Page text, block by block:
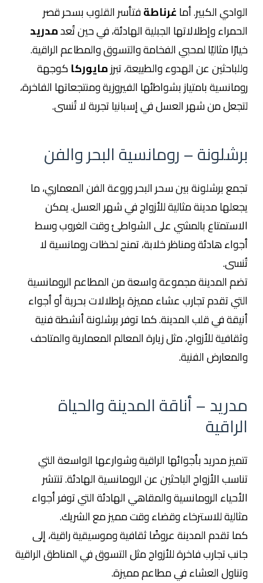
الوادي الكبير. أماغرناطةفتأسر القلوب بسحر قصر
الحمراء وإطلالاتها الجبلية الهادئة، في حين تُعدمدريد
خيارًا مثاليًا لمحبي الفخامة والتسوق والمطاعم الراقية.
وللباحثين عن الهدوء والطبيعة، تبرزمايوركاكوجهة
رومانسية بامتياز بشواطئها الفيروزية ومنتجعاتها الفاخرة،
لتجعل من شهر العسل في إسبانيا تجربة لا تُنسى.
برشلونة – رومانسية البحر والفن
تجمع برشلونة بين سحر البحر وروعة الفن المعماري، ما
يجعلها مدينة مثالية للأزواج في شهر العسل. يمكن
الاستمتاع بالمشي على الشواطئ وقت الغروب وسط
أجواء هادئة ومناظر خلابة، تمنح لحظات رومانسية لا
تُنسى.
تضم المدينة مجموعة واسعة من المطاعم الرومانسية
التي تقدم تجارب عشاء مميزة بإطلالات بحرية أو أجواء
أنيقة في قلب المدينة. كما توفر برشلونة أنشطة فنية
وثقافية للأزواج، مثل زيارة المعالم المعمارية والمتاحف
والمعارض الفنية.
مدريد – أناقة المدينة والحياة
الراقية
تتميز مدريد بأجوائها الراقية وشوارعها الواسعة التي
تناسب الأزواج الباحثين عن الرومانسية الهادئة. تنتشر
الأحياء الرومانسية والمقاهي الهادئة التي توفر أجواء
مثالية للاسترخاء وقضاء وقت مميز مع الشريك.
كما تقدم المدينة عروضًا ثقافية وموسيقية راقية، إلى
جانب تجارب فاخرة للأزواج مثل التسوق في المناطق الراقية
وتناول العشاء في مطاعم مميزة.